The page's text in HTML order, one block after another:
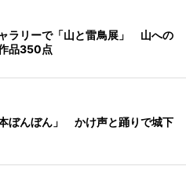
ラリーで「山と雷鳥展」 山への
品350点
ぼんぼん」 かけ声と踊りで城下